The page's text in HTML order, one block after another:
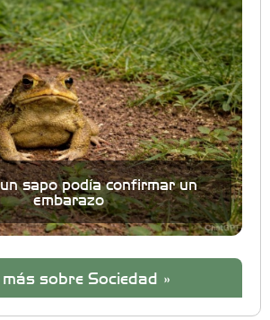
sapo podía confirmar un
embarazo
más sobre Sociedad »